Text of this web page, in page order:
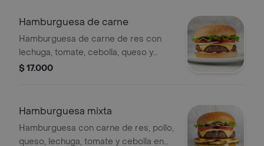
Hamburguesa de carne
Hamburguesa de carne de res con
lechuga, tomate, cebolla, queso y
salsa en pan con ajonjolí.
$ 17.000
Hamburguesa mixta
Hamburguesa con carne de res, pollo,
queso, lechuga, tomate y cebolla en